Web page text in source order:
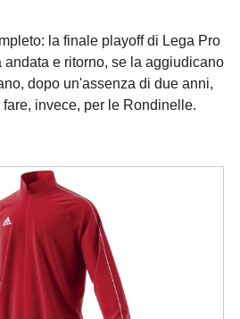
la finale playoff di Lega Pro
e ritorno, se la aggiudicano
dopo un'assenza di due anni,
invece, per le Rondinelle.